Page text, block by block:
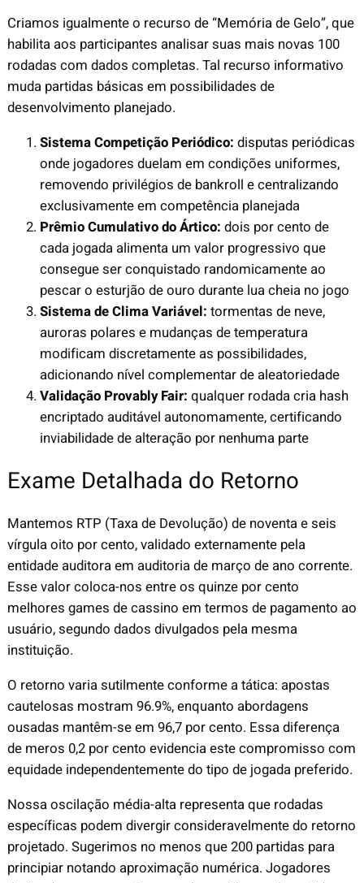
Criamos igualmente o recurso de “Memória de Gelo”, que
habilita aos participantes analisar suas mais novas 100
rodadas com dados completas. Tal recurso informativo
muda partidas básicas em possibilidades de
desenvolvimento planejado.
Sistema Competição Periódico: disputas periódicas
onde jogadores duelam em condições uniformes,
removendo privilégios de bankroll e centralizando
exclusivamente em competência planejada
Prêmio Cumulativo do Ártico: dois por cento de
cada jogada alimenta um valor progressivo que
consegue ser conquistado randomicamente ao
pescar o esturjão de ouro durante lua cheia no jogo
Sistema de Clima Variável: tormentas de neve,
auroras polares e mudanças de temperatura
modificam discretamente as possibilidades,
adicionando nível complementar de aleatoriedade
Validação Provably Fair: qualquer rodada cria hash
encriptado auditável autonomamente, certificando
inviabilidade de alteração por nenhuma parte
Exame Detalhada do Retorno
Mantemos RTP (Taxa de Devolução) de noventa e seis
vírgula oito por cento, validado externamente pela
entidade auditora em auditoria de março de ano corrente.
Esse valor coloca-nos entre os quinze por cento
melhores games de cassino em termos de pagamento ao
usuário, segundo dados divulgados pela mesma
instituição.
O retorno varia sutilmente conforme a tática: apostas
cautelosas mostram 96.9%, enquanto abordagens
ousadas mantêm-se em 96,7 por cento. Essa diferença
de meros 0,2 por cento evidencia este compromisso com
equidade independentemente do tipo de jogada preferido.
Nossa oscilação média-alta representa que rodadas
específicas podem divergir consideravelmente do retorno
projetado. Sugerimos no menos que 200 partidas para
principiar notando aproximação numérica. Jogadores